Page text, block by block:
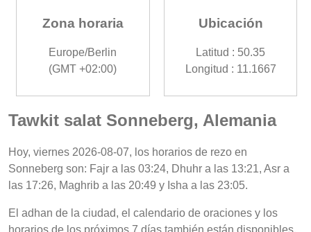
Zona horaria
Europe/Berlin
(GMT +02:00)
Ubicación
Latitud : 50.35
Longitud : 11.1667
Tawkit salat Sonneberg, Alemania
Hoy, viernes 2026-08-07, los horarios de rezo en
Sonneberg son: Fajr a las 03:24, Dhuhr a las 13:21, Asr a
las 17:26, Maghrib a las 20:49 y Isha a las 23:05.
El adhan de la ciudad, el calendario de oraciones y los
horarios de los próximos 7 días también están disponibles.